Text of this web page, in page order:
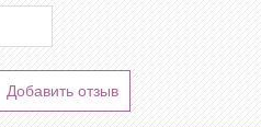
Добавить отзыв